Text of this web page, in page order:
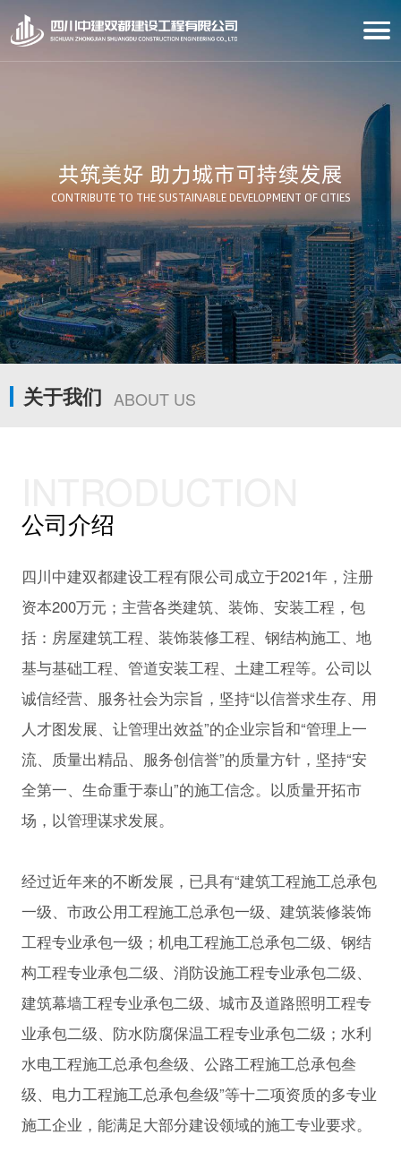
共筑美好 助力城市可持续发展
CONTRIBUTE TO THE SUSTAINABLE DEVELOPMENT OF CITIES
关于我们 ABOUT US
公司介绍
四川中建双都建设工程有限公司成立于2021年，注册
资本200万元；主营各类建筑、装饰、安装工程，包
括：房屋建筑工程、装饰装修工程、钢结构施工、地
基与基础工程、管道安装工程、土建工程等。公司以
诚信经营、服务社会为宗旨，坚持“以信誉求生存、用
人才图发展、让管理出效益”的企业宗旨和“管理上一
流、质量出精品、服务创信誉”的质量方针，坚持“安
全第一、生命重于泰山”的施工信念。以质量开拓市
场，以管理谋求发展。
经过近年来的不断发展，已具有“建筑工程施工总承包
一级、市政公用工程施工总承包一级、建筑装修装饰
工程专业承包一级；机电工程施工总承包二级、钢结
构工程专业承包二级、消防设施工程专业承包二级、
建筑幕墙工程专业承包二级、城市及道路照明工程专
业承包二级、防水防腐保温工程专业承包二级；水利
水电工程施工总承包叁级、公路工程施工总承包叁
级、电力工程施工总承包叁级”等十二项资质的多专业
施工企业，能满足大部分建设领域的施工专业要求。